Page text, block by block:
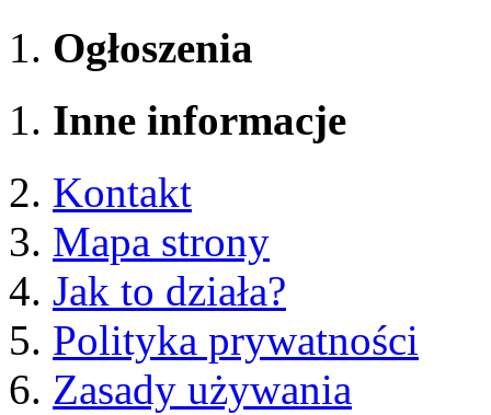
Ogłoszenia
Inne informacje
Kontakt
Mapa strony
Jak to działa?
Polityka prywatności
Zasady używania